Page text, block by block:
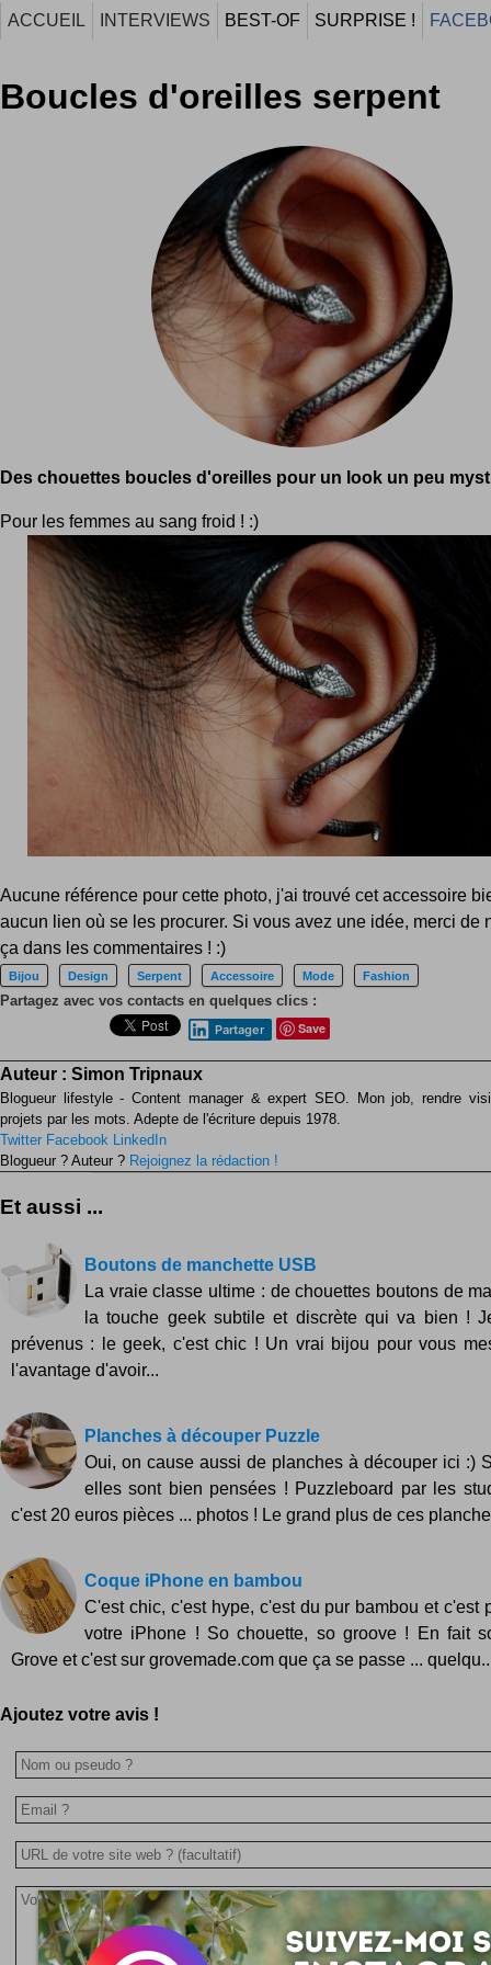
ACCUEIL INTERVIEWS BEST-OF SURPRISE !
Boucles d'oreilles serpent
Des chouettes boucles d'oreilles pour un look un peu
Pour les femmes au sang froid ! :)
Aucune référence pour cette photo, j'ai trouvé cet accessoire
aucun lien où se les procurer. Si vous avez une idée, merci de
ça dans les commentaires ! :)
Bijou Design Serpent Accessoire Mode Fashion
Partagez avec vos contacts en quelques clics :
Partager Save
Auteur : Simon Tripnaux
Blogueur lifestyle - Content manager & expert SEO. Mon job, rendre
projets par les mots. Adepte de l'écriture depuis 1978.
Twitter Facebook LinkedIn
Blogueur ? Auteur ? Rejoignez la rédaction !
Et aussi ...
Boutons de manchette USB
La vraie classe ultime : de chouettes boutons de
la touche geek subtile et discrète qui va bien !
prévenus : le geek, c'est chic ! Un vrai bijou pour vous
l'avantage d'avoir...
Planches à découper Puzzle
Oui, on cause aussi de planches à découper ici :)
elles sont bien pensées ! Puzzleboard par les
c'est 20 euros pièces ... photos ! Le grand plus de ces
Coque iPhone en bambou
C'est chic, c'est hype, c'est du pur bambou et c'est
votre iPhone ! So chouette, so groove ! En fait
Grove et c'est sur grovemade.com que ça se passe ...
Ajoutez votre avis !